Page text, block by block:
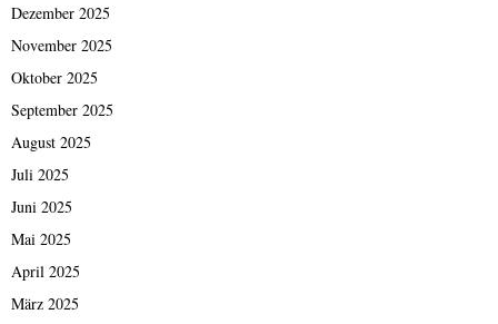
Dezember 2025
November 2025
Oktober 2025
September 2025
August 2025
Juli 2025
Juni 2025
Mai 2025
April 2025
März 2025